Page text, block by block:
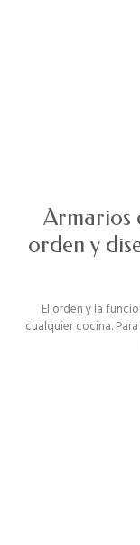
Armarios
orden y
El orden y la
cualquier cocina.